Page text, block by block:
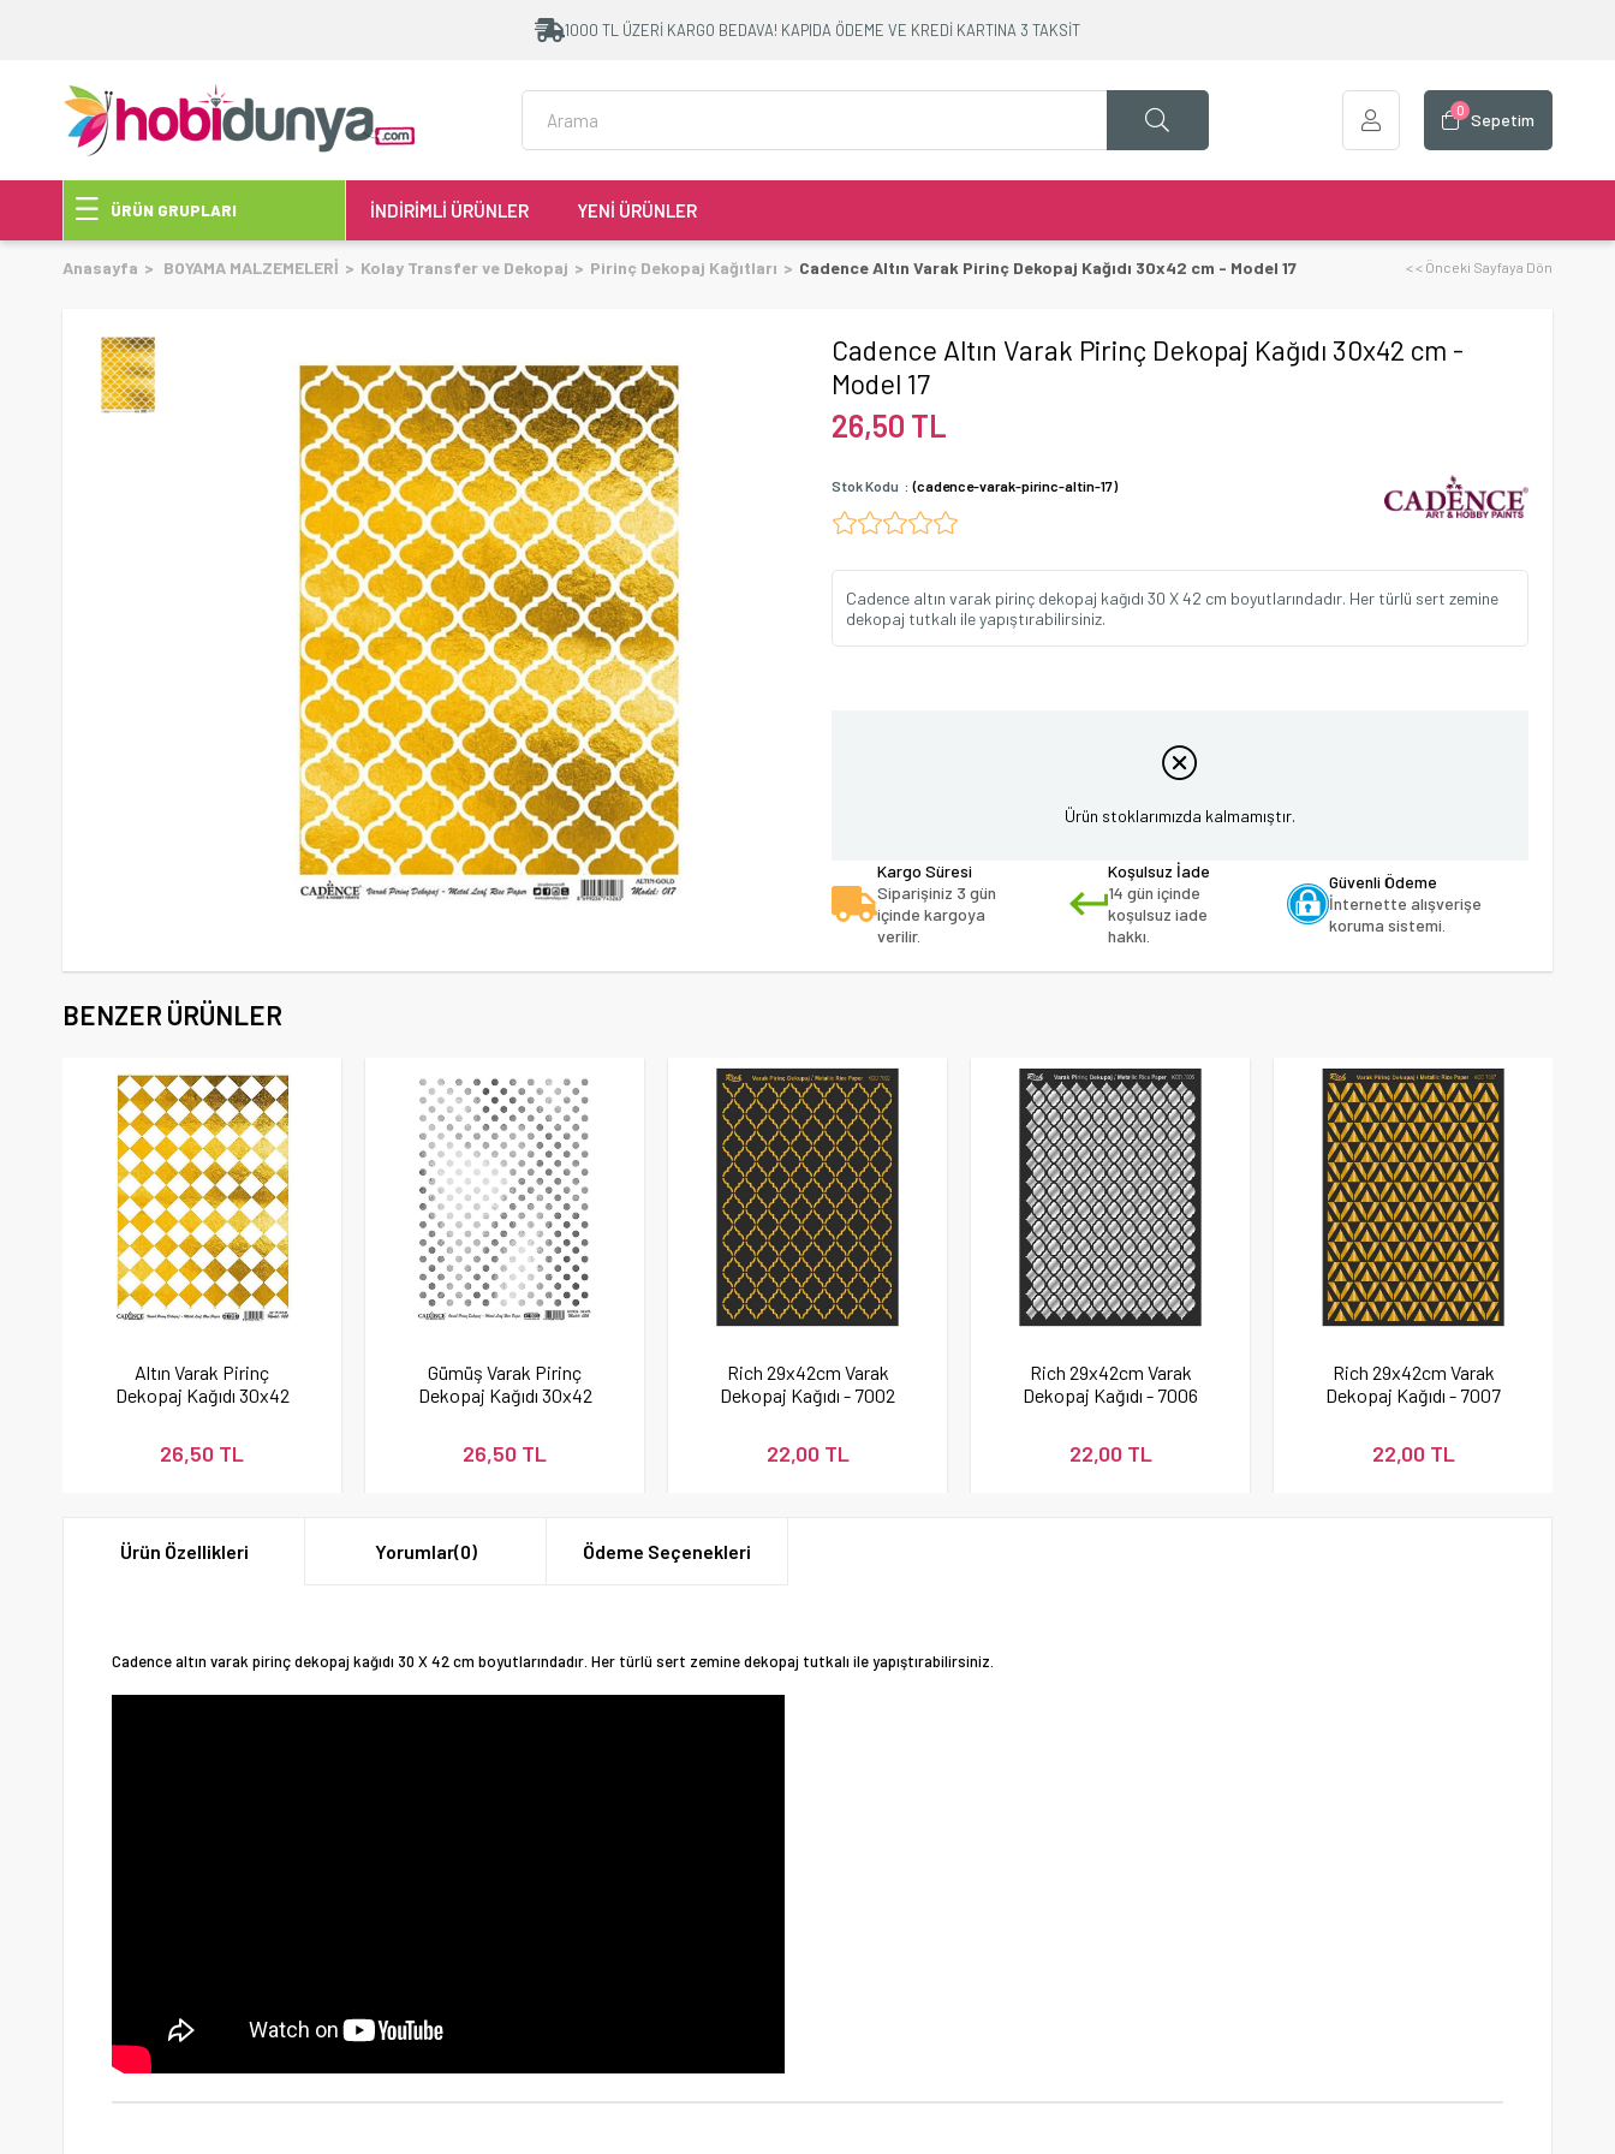
1000 TL ÜZERİ KARGO BEDAVA! KAPIDA ÖDEME VE KREDİ KARTINA 3 TAKSİT
Sepetim
0
ÜRÜN GRUPLARI İNDİRİMLİ ÜRÜNLER YENİ ÜRÜNLER
Anasayfa BOYAMA MALZEMELERİ Kolay Transfer ve Dekopaj Pirinç Dekopaj Kağıtları Cadence Altın Varak Pirinç Dekopaj Kağıdı 30x42 cm - Model 17 < < Önceki Sayfaya Dön
Cadence Altın Varak Pirinç Dekopaj Kağıdı 30x42 cm -
Model 17
26,50 TL
Stok Kodu (cadence-varak-pirinc-altin-17)
Cadence altın varak pirinç dekopaj kağıdı 30 X 42 cm boyutlarındadır. Her türlü sert zemine
dekopaj tutkalı ile yapıştırabilirsiniz.
Ürün stoklarımızda kalmamıştır.
Kargo Süresi
Siparişiniz 3 gün
içinde kargoya
verilir.
Koşulsuz İade
14 gün içinde
koşulsuz iade
hakkı.
Güvenli Ödeme
İnternette alışverişe
koruma sistemi.
BENZER ÜRÜNLER
Altın Varak Pirinç
Dekopaj Kağıdı 30x42
26,50 TL
Gümüş Varak Pirinç
Dekopaj Kağıdı 30x42
26,50 TL
Rich 29x42cm Varak
Dekopaj Kağıdı - 7002
22,00 TL
Rich 29x42cm Varak
Dekopaj Kağıdı - 7006
22,00 TL
Rich 29x42cm Varak
Dekopaj Kağıdı - 7007
22,00 TL
Ürün Özellikleri Yorumlar(0) Ödeme Seçenekleri
Cadence altın varak pirinç dekopaj kağıdı 30 X 42 cm boyutlarındadır. Her türlü sert zemine dekopaj tutkalı ile yapıştırabilirsiniz.